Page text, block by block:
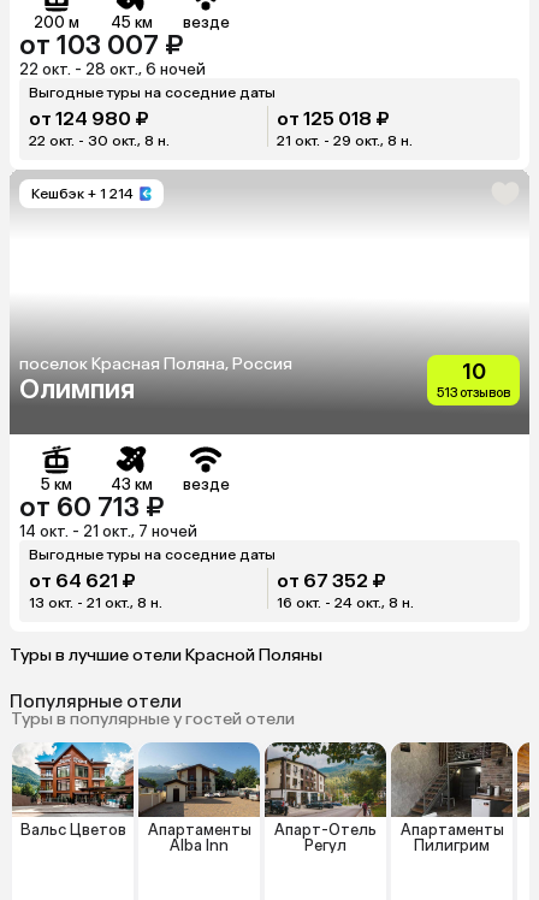
200 м 45 км везде
от 103 007 ₽
22 окт. - 28 окт., 6 ночей
Выгодные туры на соседние даты
от 124 980 ₽
22 окт. - 30 окт., 8 н.
от 125 018 ₽
21 окт. - 29 окт., 8 н.
Кешбэк + 1 214
поселок Красная Поляна, Россия
Олимпия
10
513 отзывов
5 км 43 км везде
от 60 713 ₽
14 окт. - 21 окт., 7 ночей
Выгодные туры на соседние даты
от 64 621 ₽
13 окт. - 21 окт., 8 н.
от 67 352 ₽
16 окт. - 24 окт., 8 н.
Туры в лучшие отели Красной Поляны
Популярные отели
Туры в популярные у гостей отели
Вальс Цветов
Апартаменты
Alba Inn
Апарт-Отель
Регул
Апартаменты
Пилигрим